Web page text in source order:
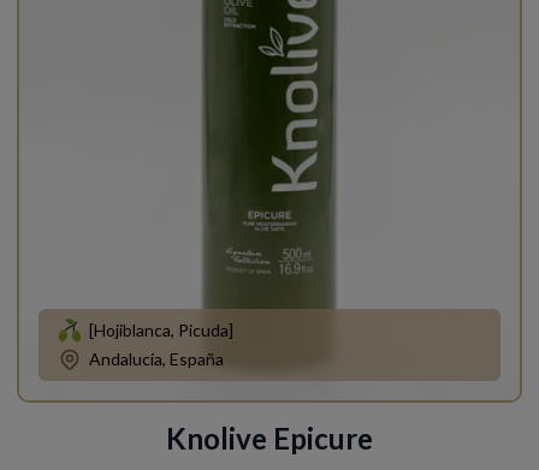
[Hojiblanca, Picuda]
Andalucía, España
Knolive Epicure